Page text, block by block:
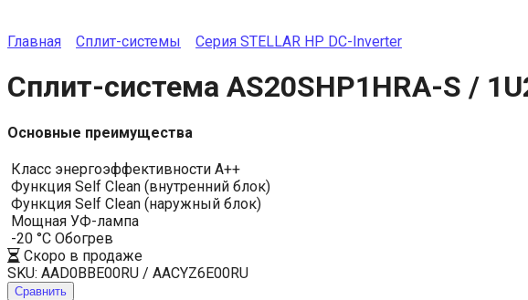
Главная Сплит-системы Серия STELLAR HP DC-Inverter
Сплит-система AS20SHP1HRA-S /
Основные преимущества
Класс энергоэффективности A++
Функция Self Clean (внутренний блок)
Функция Self Clean (наружный блок)
Мощная УФ-лампа
-20 °C Обогрев
Скоро в продаже
SKU: AAD0BBE00RU / AACYZ6E00RU
Сравнить